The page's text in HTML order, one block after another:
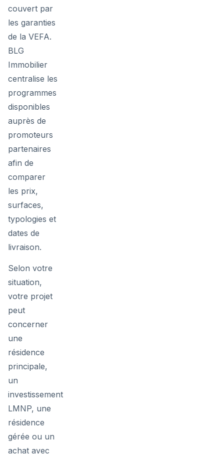
couvert par
les garanties
de la VEFA.
BLG
Immobilier
centralise les
programmes
disponibles
auprès de
promoteurs
partenaires
afin de
comparer
les prix,
surfaces,
typologies et
dates de
livraison.
Selon votre
situation,
votre projet
peut
concerner
une
résidence
principale,
un
investissement
LMNP, une
résidence
gérée ou un
achat avec